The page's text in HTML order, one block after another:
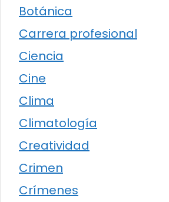
Botánica
Carrera profesional
Ciencia
Cine
Clima
Climatología
Creatividad
Crimen
Crímenes